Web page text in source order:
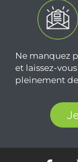
Ne manquez
et laissez-
pleinement